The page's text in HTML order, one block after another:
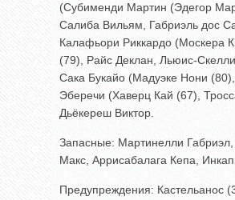
(Субименди Мартин (Эдегор
Салиба Вильям, Габриэль дос
Калафьори Риккардо (Москера
(79), Райс Деклан, Льюис-
Сака Букайо (Мадуэке Нони
Эберечи (Хаверц Кай (67),
Дьёкереш Виктор.
Запасные: Мартинелли
Макс, Аррисабалага Кепа,
Предупреждения: Кастельанос